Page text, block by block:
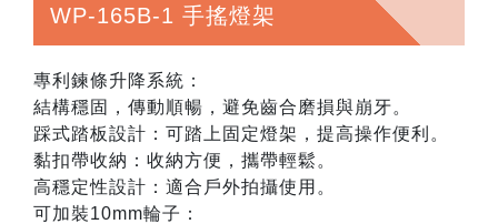
WP-165B-1 手搖燈架
專利鍊條升降系統：
結構穩固，傳動順暢，避免齒合磨損與崩牙。
踩式踏板設計：可踏上固定燈架，提高操作便利。
黏扣帶收納：收納方便，攜帶輕鬆。
高穩定性設計：適合戶外拍攝使用。
可加裝10mm輪子：